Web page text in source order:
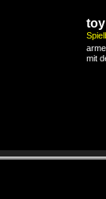
mit